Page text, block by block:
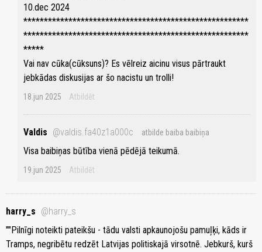
10.dec 2024
*******************************************************
*******************************************************
*****
Vai nav cūka(cūksuns)? Es vēlreiz aicinu visus pārtraukt
jebkādas diskusijas ar šo nacistu un trolli!
18.jun 2025 Atbildēt
Valdis @valdis.fa40z1a000c atbilde baiba baibiņa
Visa baibiņas būtība vienā pēdējā teikumā.
19.jun 2025 Atbildēt
harry_s @harry_s
""Pilnīgi noteikti pateikšu - tādu valsti apkaunojošu pamuļķi, kāds ir
Tramps, negribētu redzēt Latvijas politiskajā virsotnē. Jebkurš, kurš